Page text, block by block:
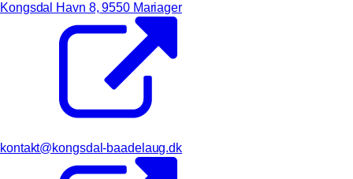
Kongsdal Havn 8, 9550 Mariager
kontakt@kongsdal-baadelaug.dk